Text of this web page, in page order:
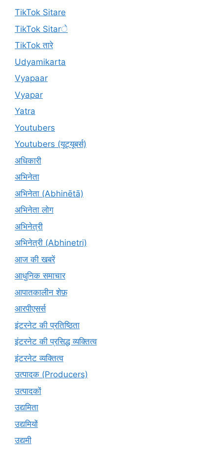
TikTok Sitare
TikTok Sitarे
TikTok तारे
Udyamikarta
Vyapaar
Vyapar
Yatra
Youtubers
Youtubers (यूट्यूबर्स)
अधिकारी
अभिनेता
अभिनेता (Abhinētā)
अभिनेता लोग
अभिनेत्री
अभिनेत्री (Abhinetri)
आज की खबरें
आधुनिक समाचार
आपातकालीन शेफ़
आरपीएसर्स
इंटरनेट की प्रतिष्ठिता
इंटरनेट की प्रसिद्ध व्यक्तित्व
इंटरनेट व्यक्तित्व
उत्पादक (Producers)
उत्पादकों
उद्यमिता
उद्यमियों
उद्यमी